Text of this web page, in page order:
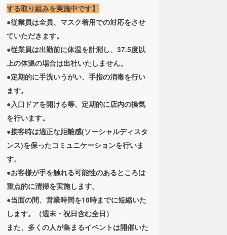
する取り組みを実施中です】
●従業員は全員、マスク着用での対応をさせ
ていただきます。
●従業員は出勤前に体温を計測し、37.5度以
上の体温の場合は出社いたしません。
●定期的に手洗いうがい、手指の消毒を行い
ます。
●入口ドアを開ける等、定期的に店内の換気
を行います。
●接客時は適正な距離感(ソーシャルディスタ
ンス)を保ったコミュニケーションを行いま
す。
●お客様が手を触れる可能性のあるところは
重点的に清掃を実施します。
●当面の間、営業時間を18時までに短縮いた
します。（週末・祝日含む全日）
また、多くの人が集まるイベントは開催いた